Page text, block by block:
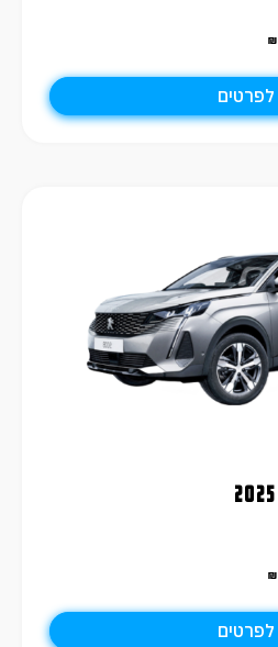
₪
לפרטים
₪
לפרטים